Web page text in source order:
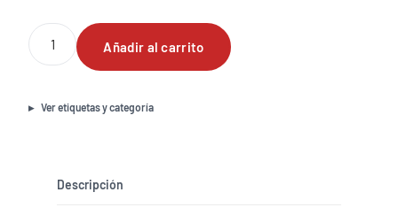
Cortadora
de
varilla
marca
Añadir al carrito
Ver etiquetas y categoría
Descripción